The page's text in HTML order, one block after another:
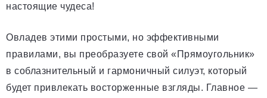
настоящие чудеса!
Овладев этими простыми, но эффективными
правилами, вы преобразуете свой «Прямоугольник»
в соблазнительный и гармоничный силуэт, который
будет привлекать восторженные взгляды. Главное —